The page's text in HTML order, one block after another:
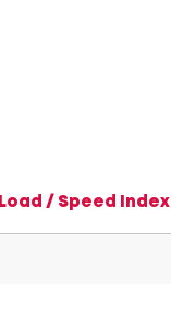
Load / Speed Index